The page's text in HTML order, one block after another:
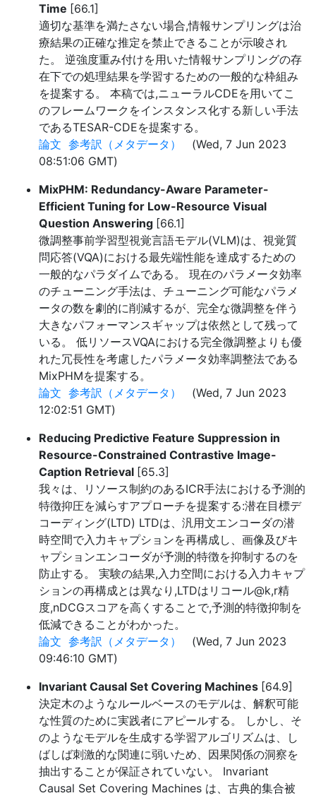
Time [66.1]
適切な基準を満たさない場合,情報サンプリングは治
療結果の正確な推定を禁止できることが示唆され
た。 逆強度重み付けを用いた情報サンプリングの存
在下での処理結果を学習するための一般的な枠組み
を提案する。 本稿では,ニューラルCDEを用いてこ
のフレームワークをインスタンス化する新しい手法
であるTESAR-CDEを提案する。
論文 参考訳（メタデータ）
(Wed, 7 Jun 2023
08:51:06 GMT)
MixPHM: Redundancy-Aware Parameter-
Efficient Tuning for Low-Resource Visual
Question Answering [66.1]
微調整事前学習型視覚言語モデル(VLM)は、視覚質
問応答(VQA)における最先端性能を達成するための
一般的なパラダイムである。 現在のパラメータ効率
のチューニング手法は、チューニング可能なパラメ
ータの数を劇的に削減するが、完全な微調整を伴う
大きなパフォーマンスギャップは依然として残って
いる。 低リソースVQAにおける完全微調整よりも優
れた冗長性を考慮したパラメータ効率調整法である
MixPHMを提案する。
論文 参考訳（メタデータ）
(Wed, 7 Jun 2023
12:02:51 GMT)
Reducing Predictive Feature Suppression in
Resource-Constrained Contrastive Image-
Caption Retrieval [65.3]
我々は、リソース制約のあるICR手法における予測的
特徴抑圧を減らすアプローチを提案する:潜在目標デ
コーディング(LTD) LTDは、汎用文エンコーダの潜
時空間で入力キャプションを再構成し、画像及びキ
ャプションエンコーダが予測的特徴を抑制するのを
防止する。 実験の結果,入力空間における入力キャプ
ションの再構成とは異なり,LTDはリコール@k,r精
度,nDCGスコアを高くすることで,予測的特徴抑制を
低減できることがわかった。
論文 参考訳（メタデータ）
(Wed, 7 Jun 2023
09:46:10 GMT)
Invariant Causal Set Covering Machines [64.9]
決定木のようなルールベースのモデルは、解釈可能
な性質のために実践者にアピールする。 しかし、そ
のようなモデルを生成する学習アルゴリズムは、し
ばしば刺激的な関連に弱いため、因果関係の洞察を
抽出することが保証されていない。 Invariant
Causal Set Covering Machines は、古典的集合被